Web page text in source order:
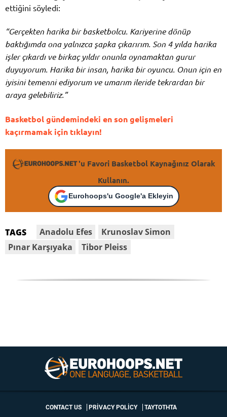
ettiğini söyledi:
“Gerçekten harika bir basketbolcu. Kariyerine dönüp
baktığımda ona yalnızca şapka çıkarırım. Son 4 yılda harika
işler çıkardı ve birkaç yıldır onunla oynamaktan gurur
duyuyorum. Harika bir insan, harika bir oyuncu. Onun için en
iyisini temenni ediyorum ve umarım ileride tekrardan bir
araya gelebiliriz.”
Basketbol gündemindeki en son gelişmeleri
kaçırmamak için tıklayın!
'u Favori Basketbol Kaynağınız Olarak
Kullanın.
Eurohoops'u Google'a Ekleyin
TAGS Anadolu Efes
Krunoslav Simon
Pınar Karşıyaka
Tibor Pleiss
CONTACT US PRIVACY POLICY ΤΑΥΤΟΤΗΤΑ